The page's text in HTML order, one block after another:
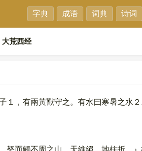
字典 成语 词典 诗词
大荒西经
１，有兩黃獸守之。有水曰寒暑之水
而觸不周之山，天維絕，地柱折。』